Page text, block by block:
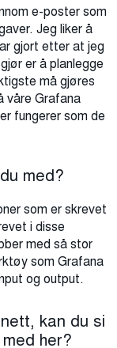
e-poster som
Jeg liker å
gjort etter at jeg
er å planlegge
må gjøres
våre Grafana
fungerer som de
med?
som er skrevet
i disse
med så stor
som Grafana
og output.
kan du si
her?